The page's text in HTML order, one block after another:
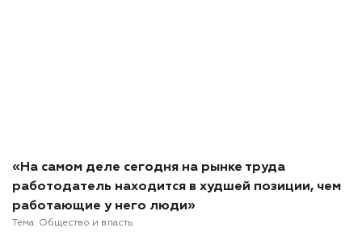
«На самом деле сегодня на рынке труда
работодатель находится в худшей позиции, чем
работающие у него люди»
Тема: Общество и власть